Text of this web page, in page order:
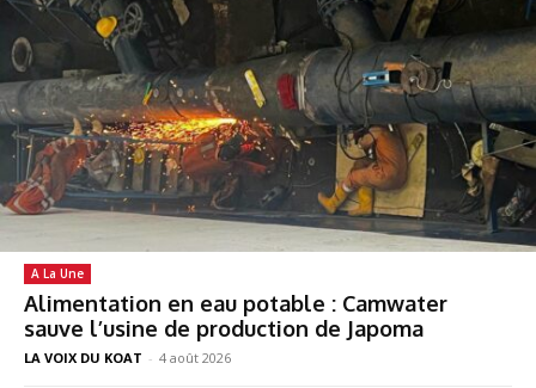
A La Une
Alimentation en eau potable : Camwater
sauve l’usine de production de Japoma
LA VOIX DU KOAT - 4 août 2026